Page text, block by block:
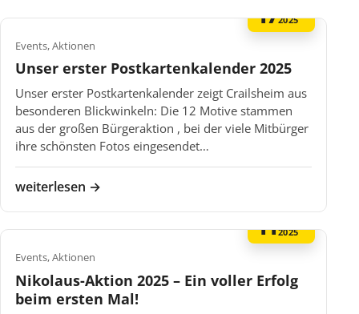
172025
Events, Aktionen
Unser erster Postkartenkalender 2025
Unser erster Postkartenkalender zeigt Crailsheim aus
besonderen Blickwinkeln: Die 12 Motive stammen
aus der großen Bürgeraktion , bei der viele Mitbürger
ihre schönsten Fotos eingesendet…
weiterlesen →
112025
Events, Aktionen
Nikolaus-Aktion 2025 – Ein voller Erfolg
beim ersten Mal!